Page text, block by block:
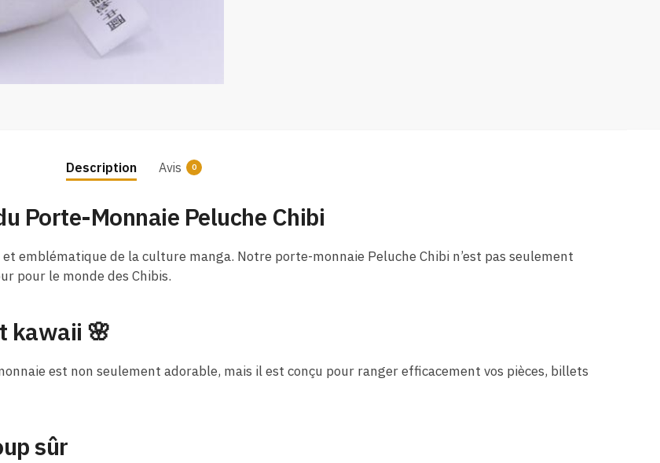
Description Avis 0
Porte-Monnaie Peluche Chibi
emblématique de la culture manga. Notre porte-monnaie Peluche Chibi n’est pas seulement
pour le monde des Chibis.
kawaii 🌸
est non seulement adorable, mais il est conçu pour ranger efficacement vos pièces, billets
sûr